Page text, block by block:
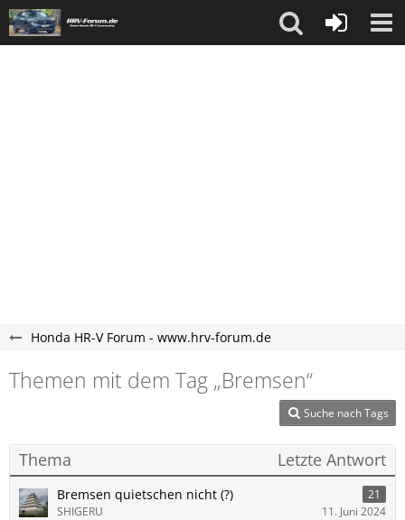
Honda HR-V Forum - www.hrv-forum.de
Themen mit dem Tag „Bremsen“
Suche nach Tags
Thema Letzte Antwort
Bremsen quietschen nicht (?)
21
SHIGERU
11. Juni 2024